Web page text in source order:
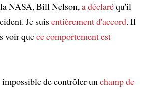
NASA, Bill Nelson,a déclaréqu'il
Je suisentièrementd'accord. Il
voir quece comportementest
de contrôler unchamp de